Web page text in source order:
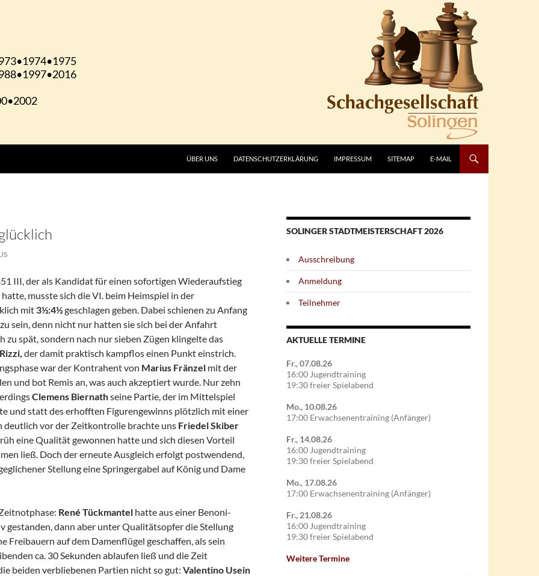
ÜBER UNS DATENSCHUTZERKLÄRUNG IMPRESSUM SITEMAP E-MAIL
III, der als Kandidat für einen sofortigen Wiederaufstieg
musste sich die VI. beim Heimspiel in der
mit 3½:4½geschlagen geben. Dabei schienen zu Anfang
sein, denn nicht nur hatten sie sich bei der Anfahrt
zu spät, sondern nach nur sieben Zügen klingelte das
der damit praktisch kampflos einen Punkt einstrich.
war der Kontrahent von Marius Fränzel mit der
und bot Remis an, was auch akzeptiert wurde. Nur zehn
Clemens Biernathseine Partie, der im Mittelspiel
und statt des erhofften Figurengewinns plötzlich mit einer
deutlich vor der Zeitkontrolle brachte uns Friedel Skiber
eine Qualität gewonnen hatte und sich diesen Vorteil
ließ. Doch der erneute Ausgleich erfolgt postwendend,
Stellung eine Springergabel auf König und Dame
René Tückmantel hatte aus einer Benoni-
gestanden, dann aber unter Qualitätsopfer die Stellung
Freibauern auf dem Damenflügel geschaffen, als sein
ca. 30 Sekunden ablaufen ließ und die Zeit
beiden verbliebenen Partien nicht so gut: Valentino Usein
SOLINGER STADTMEISTERSCHAFT 2026
Ausschreibung
Anmeldung
Teilnehmer
AKTUELLE TERMINE
Fr., 07.08.26
16:00 Jugendtraining
19:30 freier Spielabend
Mo., 10.08.26
17:00 Erwachsenentraining (Anfänger)
Fr., 14.08.26
16:00 Jugendtraining
19:30 freier Spielabend
Mo., 17.08.26
17:00 Erwachsenentraining (Anfänger)
Fr., 21.08.26
16:00 Jugendtraining
19:30 freier Spielabend
Weitere Termine